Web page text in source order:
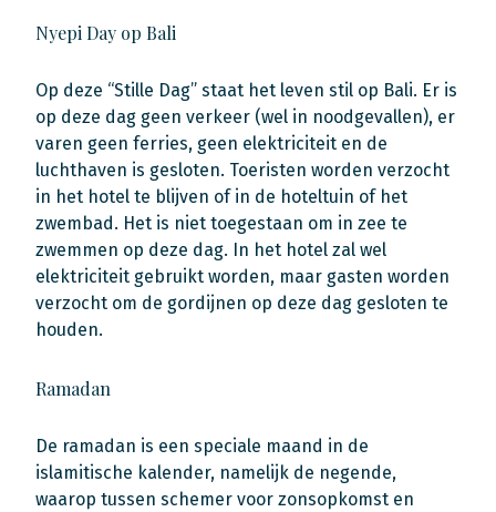
Nyepi Day op Bali
Op deze “Stille Dag” staat het leven stil op Bali. Er is
op deze dag geen verkeer (wel in noodgevallen), er
varen geen ferries, geen elektriciteit en de
luchthaven is gesloten. Toeristen worden verzocht
in het hotel te blijven of in de hoteltuin of het
zwembad. Het is niet toegestaan om in zee te
zwemmen op deze dag. In het hotel zal wel
elektriciteit gebruikt worden, maar gasten worden
verzocht om de gordijnen op deze dag gesloten te
houden.
Ramadan
De ramadan is een speciale maand in de
islamitische kalender, namelijk de negende,
waarop tussen schemer voor zonsopkomst en